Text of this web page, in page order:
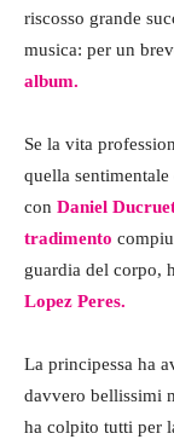
riscosso grande
musica: per un
album.
Se la vita
quella
con Daniel
tradimento
guardia del corpo,
Lopez Peres.
La principessa ha
davvero bellissimi
ha colpito tutti per